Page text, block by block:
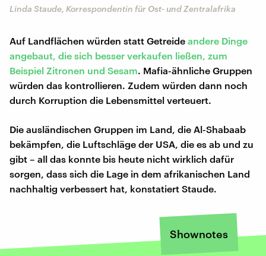
Linda Staude, Korrespondentin für Ost- und Zentralafrika
Auf Landflächen würden statt Getreide andere Dinge
angebaut, die sich besser verkaufen ließen, zum
Beispiel Zitronen und Sesam. Mafia-ähnliche Gruppen
würden das kontrollieren. Zudem würden dann noch
durch Korruption die Lebensmittel verteuert.
Die ausländischen Gruppen im Land, die Al-Shabaab
bekämpfen, die Luftschläge der USA, die es ab und zu
gibt – all das konnte bis heute nicht wirklich dafür
sorgen, dass sich die Lage in dem afrikanischen Land
nachhaltig verbessert hat, konstatiert Staude.
Shownotes